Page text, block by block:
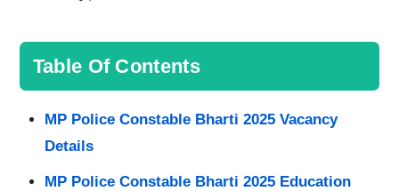
Table Of Contents
MP Police Constable Bharti 2025 Vacancy
Details
MP Police Constable Bharti 2025 Education